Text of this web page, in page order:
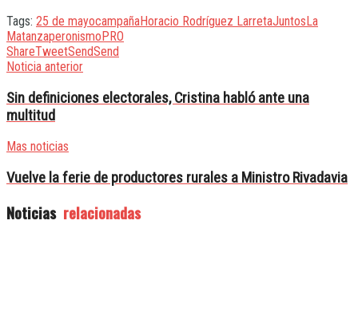
Tags: 25 de mayocampañaHoracio Rodríguez LarretaJuntosLa
MatanzaperonismoPRO
ShareTweetSendSend
Noticia anterior
Sin definiciones electorales, Cristina habló ante una
multitud
Mas noticias
Vuelve la ferie de productores rurales a Ministro Rivadavia
Noticias relacionadas